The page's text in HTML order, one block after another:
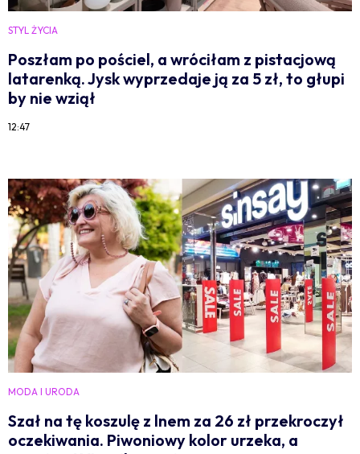
STYL ŻYCIA
Poszłam po pościel, a wróciłam z pistacjową
latarenką. Jysk wyprzedaje ją za 5 zł, to głupi
by nie wziął
12:47
MODA I URODA
Szał na tę koszulę z lnem za 26 zł przekroczył
oczekiwania. Piwoniowy kolor urzeka, a